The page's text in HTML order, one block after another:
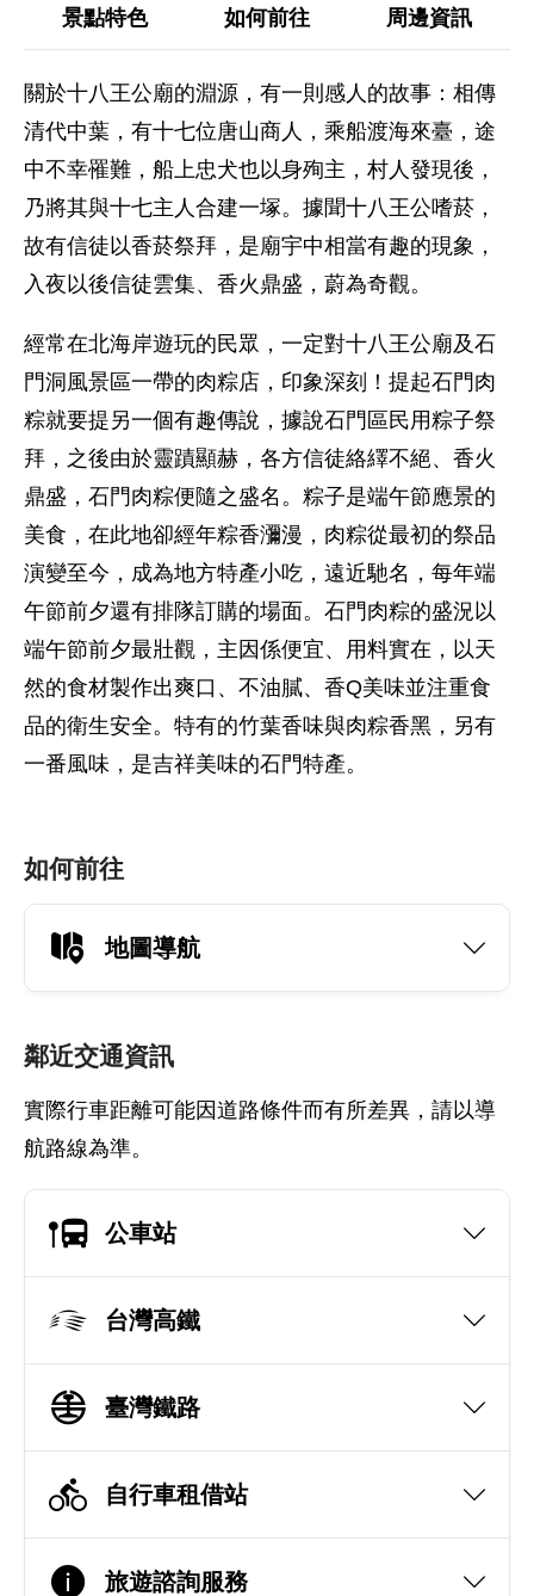
景點特色 如何前往 周邊資訊
關於十八王公廟的淵源，有一則感人的故事：相傳
清代中葉，有十七位唐山商人，乘船渡海來臺，途
中不幸罹難，船上忠犬也以身殉主，村人發現後，
乃將其與十七主人合建一塚。據聞十八王公嗜菸，
故有信徒以香菸祭拜，是廟宇中相當有趣的現象，
入夜以後信徒雲集、香火鼎盛，蔚為奇觀。
經常在北海岸遊玩的民眾，一定對十八王公廟及石
門洞風景區一帶的肉粽店，印象深刻！提起石門肉
粽就要提另一個有趣傳說，據說石門區民用粽子祭
拜，之後由於靈蹟顯赫，各方信徒絡繹不絕、香火
鼎盛，石門肉粽便隨之盛名。粽子是端午節應景的
美食，在此地卻經年粽香瀰漫，肉粽從最初的祭品
演變至今，成為地方特產小吃，遠近馳名，每年端
午節前夕還有排隊訂購的場面。石門肉粽的盛況以
端午節前夕最壯觀，主因係便宜、用料實在，以天
然的食材製作出爽口、不油膩、香Q美味並注重食
品的衛生安全。特有的竹葉香味與肉粽香黑，另有
一番風味，是吉祥美味的石門特產。
如何前往
地圖導航
鄰近交通資訊
實際行車距離可能因道路條件而有所差異，請以導
航路線為準。
公車站
台灣高鐵
臺灣鐵路
自行車租借站
旅遊諮詢服務